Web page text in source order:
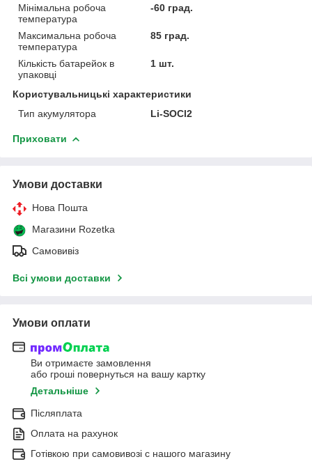
Мінімальна робоча
температура
-60 град.
Максимальна робоча
температура
85 град.
Кількість батарейок в
упаковці
1 шт.
Користувальницькі характеристики
Тип акумулятора
Li-SOCl2
Приховати
Умови доставки
Нова Пошта
Магазини Rozetka
Самовивіз
Всі умови доставки
Умови оплати
Ви отримаєте замовлення
або гроші повернуться на вашу картку
Детальніше
Післяплата
Оплата на рахунок
Готівкою при самовивозі c нашого магазину